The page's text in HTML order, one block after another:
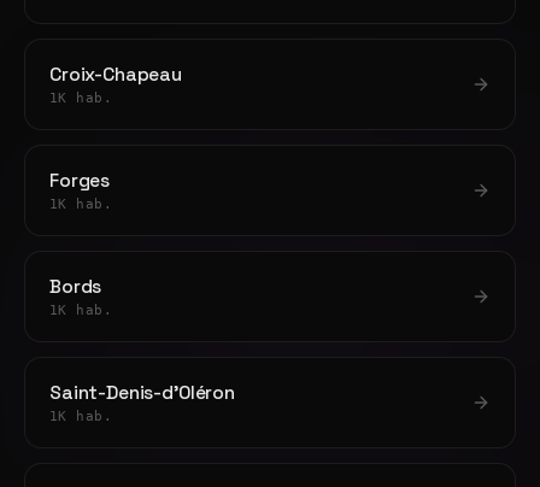
Croix-Chapeau
1K hab.
Forges
1K hab.
Bords
1K hab.
Saint-Denis-d'Oléron
1K hab.